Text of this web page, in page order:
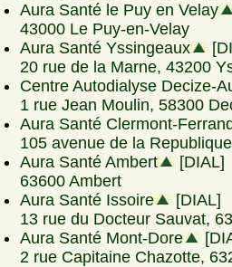
Aura Santé le Puy en Velay
43000 Le Puy-en-Velay
Aura Santé Yssingeaux
20 rue de la Marne, 43200
Centre Autodialyse Decize-
1 rue Jean Moulin, 58300
Aura Santé Clermont-Ferrand
105 avenue de la
Aura Santé Ambert
[DIAL]
63600 Ambert
Aura Santé Issoire
[DIAL]
13 rue du Docteur Sauvat,
Aura Santé Mont-Dore
2 rue Capitaine Chazotte,